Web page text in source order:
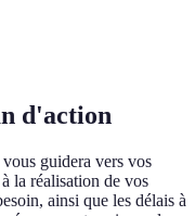
d'action
guidera vers vos
la réalisation de vos
ainsi que les délais à